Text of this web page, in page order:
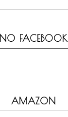
NO FACEBOOK
AMAZON